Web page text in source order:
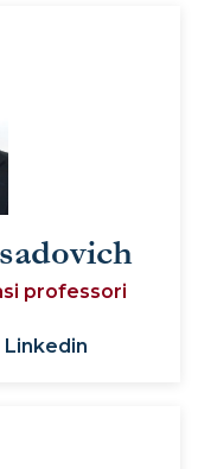
professori
Linkedin